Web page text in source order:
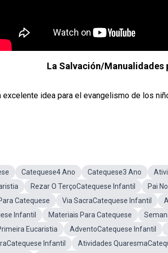
La Salvación/Manualidades
excelente idea para el evangelismo de los
Catequese4 Ano Catequese3 Ano
Rezar O TerçoCatequese Infantil Pai
Catequese
Via SacraCatequese Infantil
Infantil
Materiais Para Catequese
Eucaristia
AdventoCatequese Infantil
Infantil
Atividades